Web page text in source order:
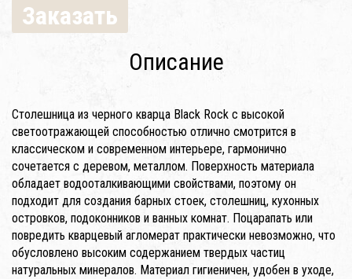
Заказать
Описание
Столешница из черного кварца Black Rock с высокой
светоотражающей способностью отлично смотрится в
классическом и современном интерьере, гармонично
сочетается с деревом, металлом. Поверхность материала
обладает водооталкивающими свойствами, поэтому он
подходит для создания барных стоек, столешниц, кухонных
островков, подоконников и ванных комнат. Поцарапать или
повредить кварцевый агломерат практически невозможно, что
обусловлено высоким содержанием твердых частиц
натуральных минералов. Материал гигиеничен, удобен в уходе,